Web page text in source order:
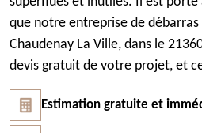
que notre entreprise de
Chaudenay La Ville, dans le
devis gratuit de votre projet, et
Estimation gratuite et